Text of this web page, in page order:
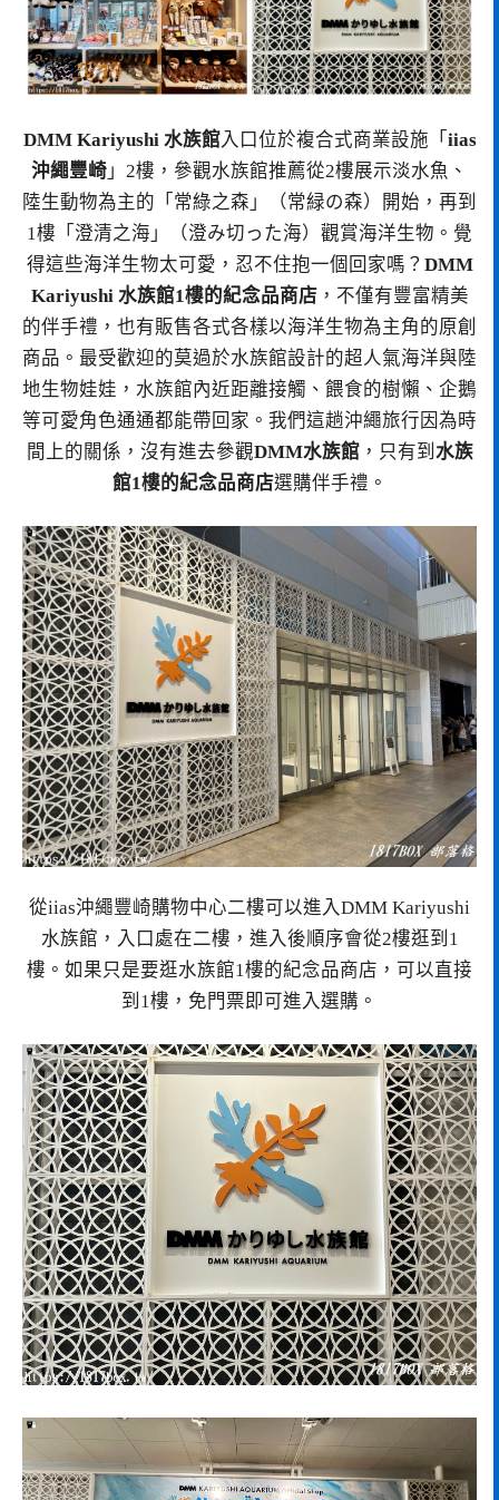
DMM Kariyushi 水族館入口位於複合式商業設施「 iias
沖繩豐崎 」2樓，參觀水族館推薦從2樓展示淡水魚、
陸生動物為主的「常綠之森」（常緑の森）開始，再到
1樓「澄清之海」（澄み切った海）觀賞海洋生物。覺
得這些海洋生物太可愛，忍不住抱一個回家嗎？ DMM
Kariyushi 水族館1樓的紀念品商店，不僅有豐富精美
的伴手禮，也有販售各式各樣以海洋生物為主角的原創
商品。最受歡迎的莫過於水族館設計的超人氣海洋與陸
地生物娃娃，水族館內近距離接觸、餵食的樹懶、企鵝
等可愛角色通通都能帶回家。我們這趟沖繩旅行因為時
間上的關係，沒有進去參觀DMM水族館，只有到 水族
館1樓的紀念品商店選購伴手禮。
從iias沖繩豐崎購物中心二樓可以進入DMM Kariyushi
水族館，入口處在二樓，進入後順序會從2樓逛到1
樓。如果只是要逛水族館1樓的紀念品商店，可以直接
到1樓，免門票即可進入選購。